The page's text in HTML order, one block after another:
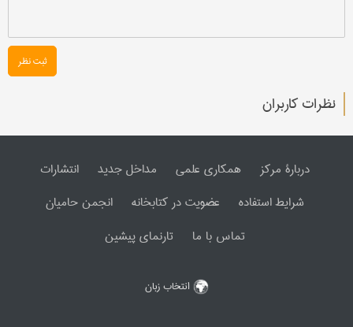
ثبت نظر
نظرات کاربران
دربارۀ مرکز همکاری علمی مداخل جدید
انتشارات
شرایط استفاده
عضویت در کتابخانه
انجمن حامیان
تماس با ما
تارنمای پیشین
انتخاب زبان